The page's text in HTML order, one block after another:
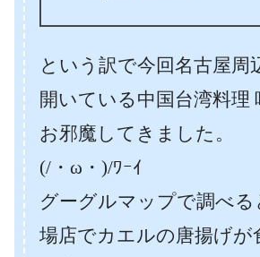
という訳で今回名古屋周
開いている中国台湾料理
お邪魔してきました。
(/・ω・)/ﾜｰｲ
グーグルマップで調べる
場店でカエルの唐揚げが